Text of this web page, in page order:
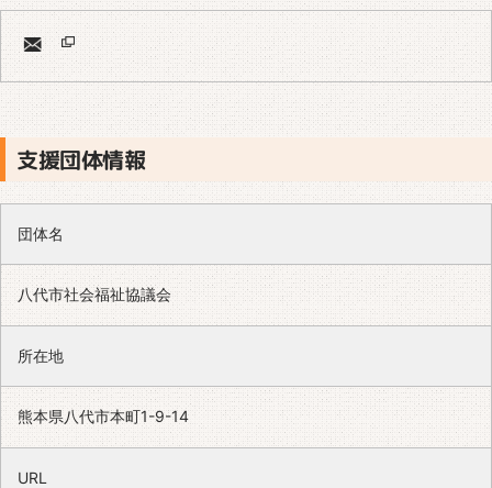
支援団体情報
団体名
八代市社会福祉協議会
所在地
熊本県八代市本町1-9-14
URL